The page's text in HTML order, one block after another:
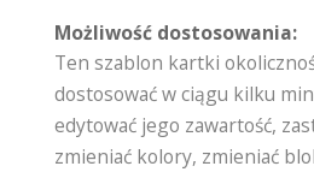
Możliwość dostosowania:
Ten szablon kartki
dostosować w ciągu kilku
edytować jego zawartość,
zmieniać kolory, zmieniać